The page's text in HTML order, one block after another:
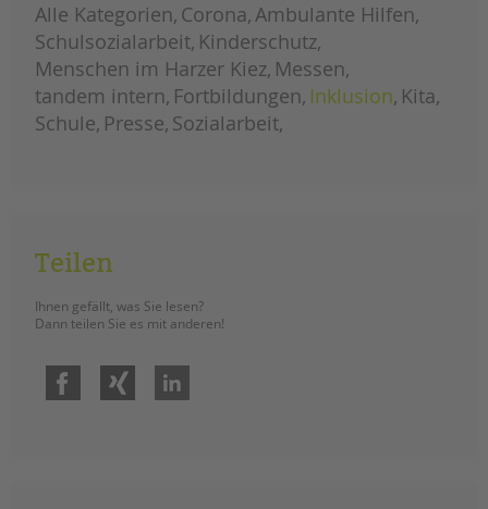
weiterlesenthemenheft:
begleitete
elternschaft
–
kombinierte
hilfen
als
balanceakt
Alle Kategorien Corona Ambulante Hilfen
Schulsozialarbeit Kinderschutz
Menschen im Harzer Kiez Messen
tandem intern Fortbildungen Inklusion Kita
Schule Presse Sozialarbeit
Teilen
Ihnen gefällt, was Sie lesen?
Dann teilen Sie es mit anderen!
Facebook